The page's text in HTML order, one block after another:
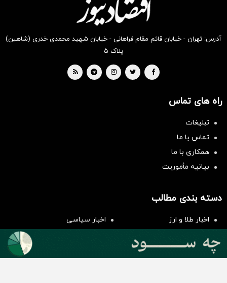
آدرس: تهران - خیابان قائم مقام فراهانی - خیابان شهید محمدی خدری (شاهین)
پلاک ۵
راه های تماس
تبلیغات
تماس با ما
همکاری با ما
بیانیه مأموریت
دسته بندی مطالب
اخبار طلا و ارز
اخبار سیاسی
اخبار خودرو